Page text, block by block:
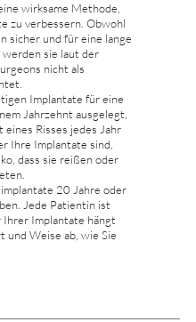
wirksame Methode,
zu verbessern. Obwohl
sicher und für eine lange
werden sie laut der
nicht als
Implantate für eine
Jahrzehnt ausgelegt,
Risses jedes Jahr
Ihre Implantate sind,
dass sie reißen oder
20 Jahre oder
Jede Patientin ist
Ihrer Implantate hängt
und Weise ab, wie Sie